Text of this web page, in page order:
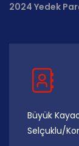
2024 Yedek
Büyük
Selçuklu/